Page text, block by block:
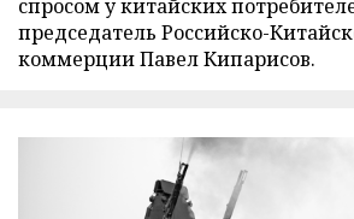
спросом у китайских
председатель Российско-
коммерции Павел Кипарисов.